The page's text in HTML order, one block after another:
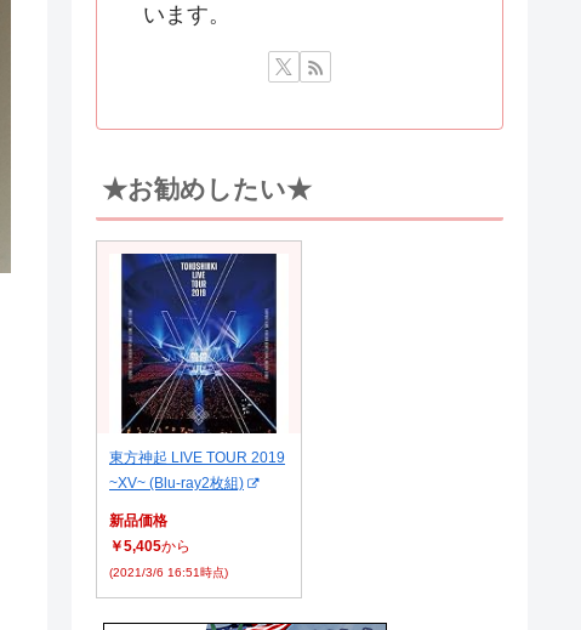
います。
★お勧めしたい★
東方神起 LIVE TOUR 2019
~XV~ (Blu-ray2枚組)
新品価格
￥5,405から
(2021/3/6 16:51時点)